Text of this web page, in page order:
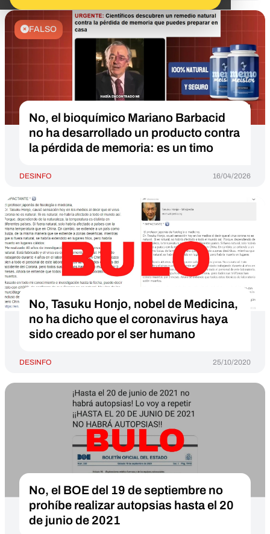
FALSO
No, el bioquímico Mariano Barbacid
no ha desarrollado un producto contra
la pérdida de memoria: es un timo
DESINFO 16/04/2026
No, Tasuku Honjo, nobel de Medicina,
no ha dicho que el coronavirus haya
sido creado por el ser humano
DESINFO 25/10/2020
No, el BOE del 19 de septiembre no
prohíbe realizar autopsias hasta el 20
de junio de 2021